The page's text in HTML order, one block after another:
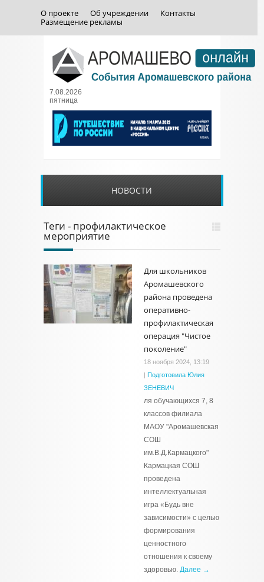
О проекте Об учреждении
Контакты
Размещение рекламы
7.08.2026
пятница
НОВОСТИ
Теги - профилактическое
мероприятие
Для школьников
Аромашевского
района проведена
оперативно-
профилактическая
операция "Чистое
поколение"
18 ноября 2024, 13:19
| Подготовила Юлия
ЗЕНЕВИЧ
ля обучающихся 7, 8
классов филиала
МАОУ "Аромашевская
СОШ
им.В.Д.Кармацкого"
Кармацкая СОШ
проведена
интеллектуальная
игра «Будь вне
зависимости» с целью
формирования
ценностного
отношения к своему
здоровью. Далее →